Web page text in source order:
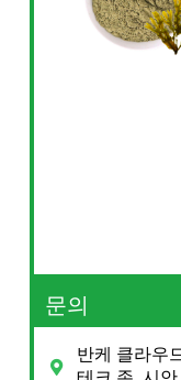
문의
반케 클라우